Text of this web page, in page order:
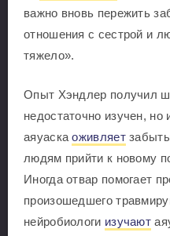
важно вновь пережить
отношения с сестрой и
тяжело».
Опыт Хэндлер получил
недостаточно изучен, но
аяуаскаоживляет
людям прийти к новому
Иногда отвар помогает
произошедшего
нейробиологи изучают